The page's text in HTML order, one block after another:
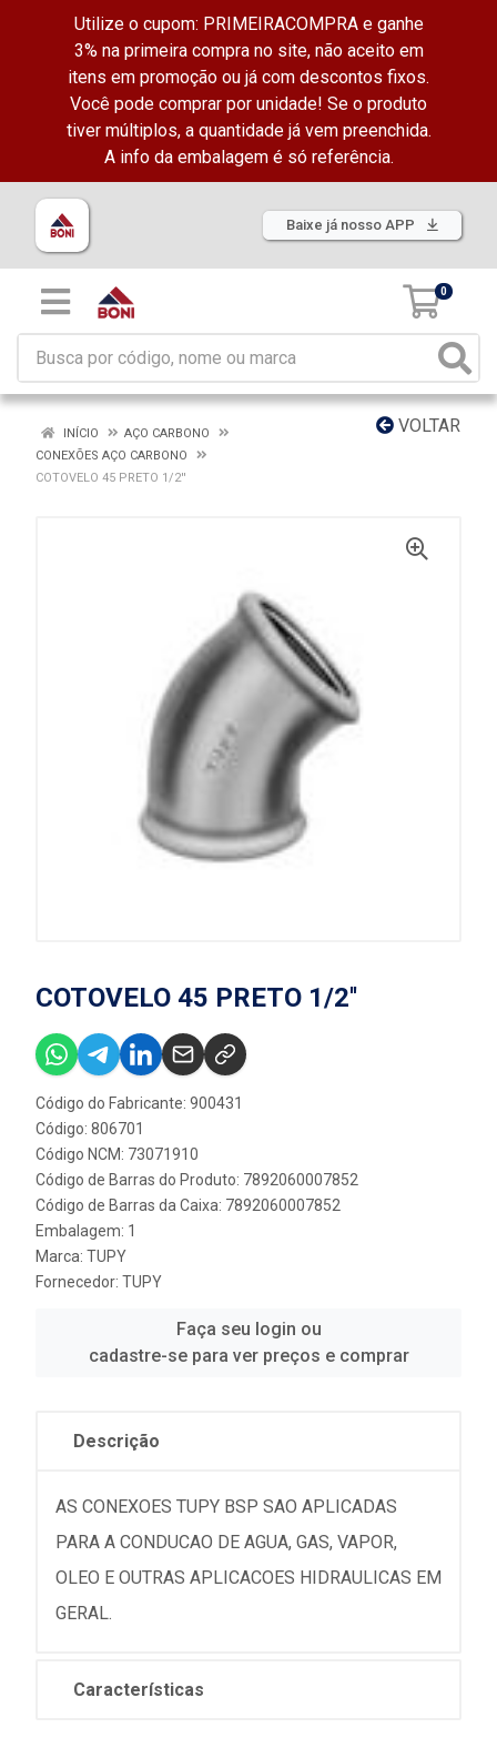
Utilize o cupom: PRIMEIRACOMPRA e ganhe
3% na primeira compra no site, não aceito em
itens em promoção ou já com descontos fixos.
Você pode comprar por unidade! Se o produto
tiver múltiplos, a quantidade já vem preenchida.
A info da embalagem é só referência.
Baixe já nosso APP
0
VOLTAR
INÍCIO
AÇO CARBONO
CONEXÕES AÇO CARBONO
COTOVELO 45 PRETO 1/2''
COTOVELO 45 PRETO 1/2''
Código do Fabricante: 900431
Código: 806701
Código NCM: 73071910
Código de Barras do Produto: 7892060007852
Código de Barras da Caixa: 7892060007852
Embalagem: 1
Marca: TUPY
Fornecedor: TUPY
Faça seu login ou
cadastre-se para ver preços e comprar
Descrição
AS CONEXOES TUPY BSP SAO APLICADAS
PARA A CONDUCAO DE AGUA, GAS, VAPOR,
OLEO E OUTRAS APLICACOES HIDRAULICAS EM
GERAL.
Características